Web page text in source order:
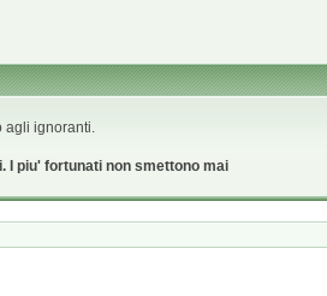
agli ignoranti.
I piu' fortunati non smettono mai